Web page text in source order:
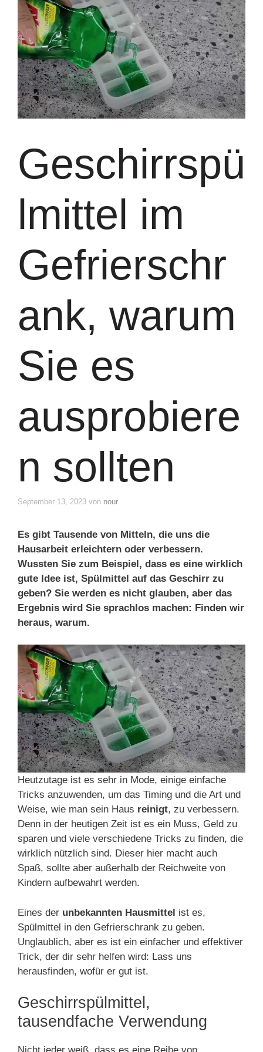
Geschirrspü
lmittel im
Gefrierschr
ank, warum
Sie es
ausprobiere
n sollten
September 13, 2023 von nour
Es gibt Tausende von Mitteln, die uns die
Hausarbeit erleichtern oder verbessern.
Wussten Sie zum Beispiel, dass es eine wirklich
gute Idee ist, Spülmittel auf das Geschirr zu
geben? Sie werden es nicht glauben, aber das
Ergebnis wird Sie sprachlos machen: Finden wir
heraus, warum.
Heutzutage ist es sehr in Mode, einige einfache
Tricks anzuwenden, um das Timing und die Art und
Weise, wie man sein Haus reinigt, zu verbessern.
Denn in der heutigen Zeit ist es ein Muss, Geld zu
sparen und viele verschiedene Tricks zu finden, die
wirklich nützlich sind. Dieser hier macht auch
Spaß, sollte aber außerhalb der Reichweite von
Kindern aufbewahrt werden.
Eines der unbekannten Hausmittel ist es,
Spülmittel in den Gefrierschrank zu geben.
Unglaublich, aber es ist ein einfacher und effektiver
Trick, der dir sehr helfen wird: Lass uns
herausfinden, wofür er gut ist.
Geschirrspülmittel,
tausendfache Verwendung